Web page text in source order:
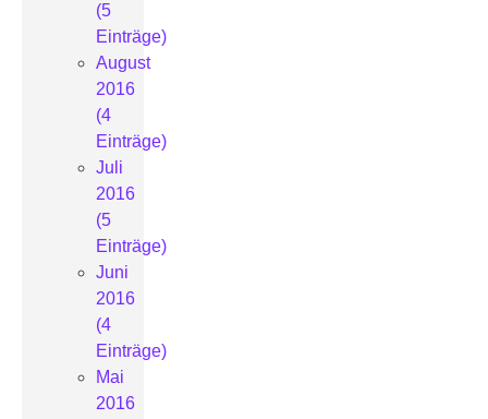
(5
Einträge)
August
2016
(4
Einträge)
Juli
2016
(5
Einträge)
Juni
2016
(4
Einträge)
Mai
2016